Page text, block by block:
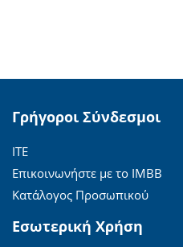
Γρήγοροι Σύνδεσμοι
ΙΤΕ
Επικοινωνήστε με το ΙΜΒΒ
Κατάλογος Προσωπικού
Εσωτερική Χρήση